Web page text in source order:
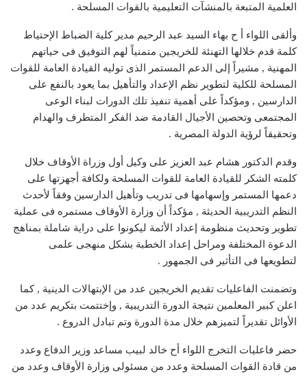
العلمية المتبعة بالمنشآت التعليمية بالقوات المسلحة .
وألقى اللواء أ ح بهاء السيد عبد الرحيم مدير كلية الضباط الإحتياط
كلمة قدم خلالها التهنئة للخريجين متمنياً لهم التوفيق فى حياتهم
المهنية , مشيراً إلى الدعم المستمر الذى توليه القيادة العامة للقوات
المسلحة للكلية لتطوير نظم الإعداد والتأهيل بما يعود بالنفع على
الدارسين , ومؤكداً على أهمية تنفيذ تلك الدورات لبناء الوعى
المجتمعى وتحصين الأجيال القادمة ضد الفكر المتطرف والهدام
وتحقيقاً لرؤية الدولة المصرية .
وقدم الدكتور هشام عبد العزيز على وكيل أول وزراة الأوقاف خلال
كلمته الشكر للقيادة العامة للقوات المسلحة ولكافة أجهزتها على
دعمها المستمر وإسهامها فى تدريب وتأهيل الدارسين وفقاً لأحدث
النظم التدريبية الحديثة , مؤكداً أن وزارة الأوقاف مستمره فى عملية
تطوير وتحديث منظومة إعداد الأئمة ليكونوا على دراية شاملة بمناهج
الدعوة المختلفة ومراحل إعداد الخطبة بشكل منهجى علمى
لتطويعها فى التأثير فى الجمهور .
وتضمنت الفاعليات تقديم الخريجين عدد من الإبتهالات الدينية , كما
اعلن كبير المعلمين نتيجة الدورة التدريبية , وإختتمت بتكريم عدد من
الأوائل تقديراً لتميزهم خلال مدة الدورة وتم تبادل الدروع .
حضر فاعليات التخرج اللواء أح خالد لبيب مساعد وزير الدفاع وعدد
من قادة القوات المسلحة وعدد من مسئولى وزارة الأوقاف وعدد من